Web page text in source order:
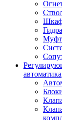
автоматика